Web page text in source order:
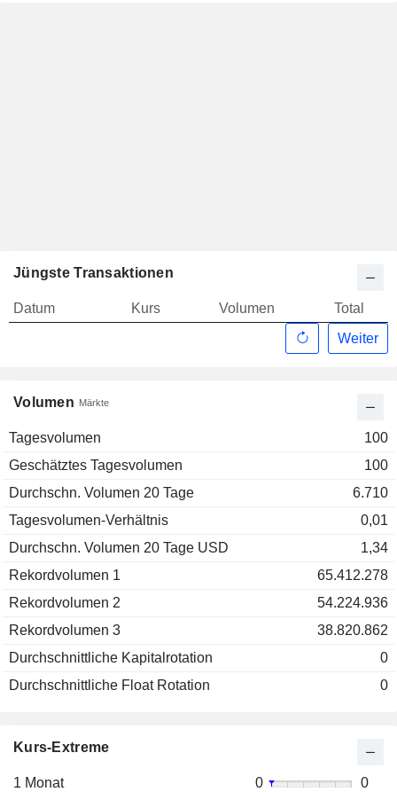
Volumen Märkte
Tagesvolumen
100
Geschätztes Tagesvolumen
100
Durchschn. Volumen 20 Tage
6.710
Tagesvolumen-Verhältnis
0,01
Durchschn. Volumen 20 Tage USD
1,34
Rekordvolumen 1
65.412.278
Rekordvolumen 2
54.224.936
Rekordvolumen 3
38.820.862
Durchschnittliche Kapitalrotation
0
Durchschnittliche Float Rotation
0
Jüngste Transaktionen
Datum Kurs Volumen
Total
Weiter
Kurs-Extreme
1 Monat 0
0